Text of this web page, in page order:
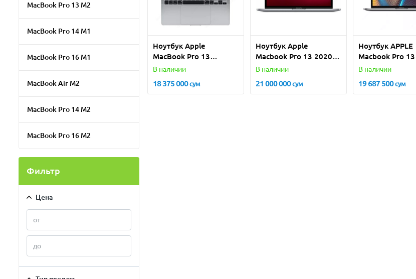
MacBook Pro 13 M2
MacBook Pro 14 M1
MacBook Pro 16 M1
MacBook Air M2
MacBook Pro 14 M2
MacBook Pro 16 M2
Фильтр
Цена
Ноутбук Apple
MacBook Pro 13
дисплей Retina с
Mid 2020 Intel Core
В наличии
18 375 000сум
Ноутбук Apple
Macbook Pro 13 2020
M1/16/512gb (grey,
В наличии
21 000 000сум
Ноутбук APPLE
Macbook Pro
I5/16/1Tb grey,
В наличии
19 687 500сум